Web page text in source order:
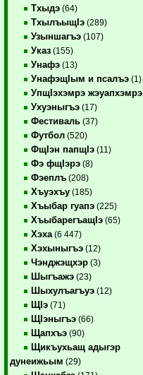
Тхыдэ (64)
ТхылъыщIэ (289)
Узыншагъэ (107)
Указ (155)
Унафэ (13)
УнафэщIым и псалъэ (1)
УпщIэхэмрэ жэуапхэмрэ
Ухуэныгъэ (17)
Фестиваль (37)
Футбол (520)
ФщIэн папщIэ (11)
Фэ фщIэрэ (8)
Фэеплъ (208)
Хъуэхъу (185)
Хъыбар гуапэ (225)
ХъыбарегъащIэ (65)
Хэха (6 447)
Хэхыныгъэ (12)
Чэнджэщхэр (3)
Шыгъажэ (23)
Шыхулъагъуэ (12)
ЩIэ (71)
ЩIэныгъэ (66)
Щапхъэ (90)
Щикъухьащ адыгэр
дунеижьым (29)